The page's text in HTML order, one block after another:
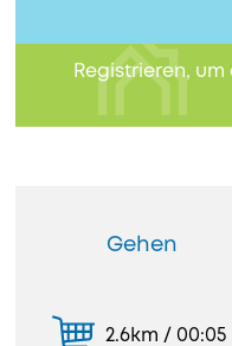
Registrieren,
Gehen
2.6km / 00:05